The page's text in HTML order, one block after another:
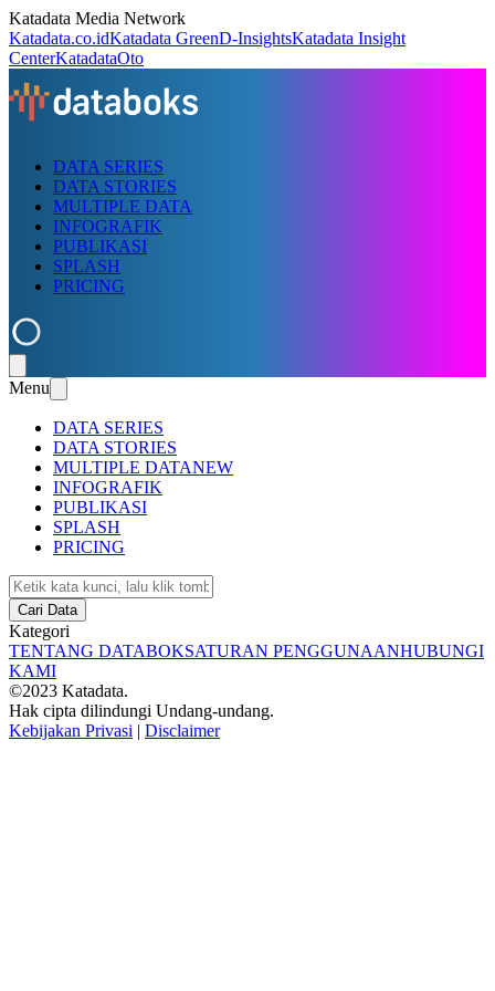
Katadata Media Network
Katadata.co.idKatadata GreenD-InsightsKatadata Insight
CenterKatadataOto
DATA SERIES
DATA STORIES
MULTIPLE DATA
INFOGRAFIK
PUBLIKASI
SPLASH
PRICING
Menu
DATA SERIES
DATA STORIES
MULTIPLE DATANEW
INFOGRAFIK
PUBLIKASI
SPLASH
PRICING
Cari Data
Kategori
TENTANG DATABOKSATURAN PENGGUNAANHUBUNGI
KAMI
©2023 Katadata.
Hak cipta dilindungi Undang-undang.
Kebijakan Privasi | Disclaimer